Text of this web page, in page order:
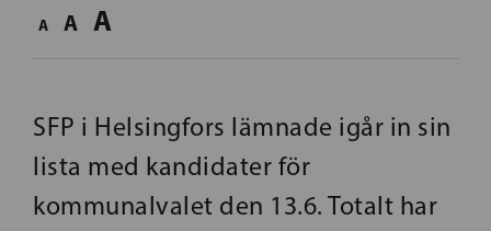
A A A
SFP i Helsingfors lämnade igår in sin
lista med kandidater för
kommunalvalet den 13.6. Totalt har